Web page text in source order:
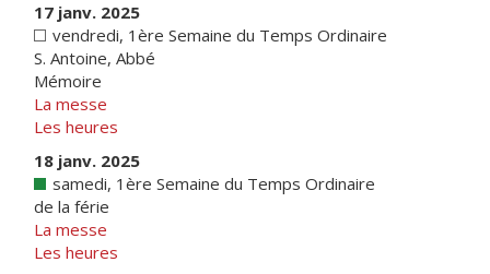
17 janv. 2025
vendredi, 1ère Semaine du Temps Ordinaire
S. Antoine, Abbé
Mémoire
La messe
Les heures
18 janv. 2025
samedi, 1ère Semaine du Temps Ordinaire
de la férie
La messe
Les heures